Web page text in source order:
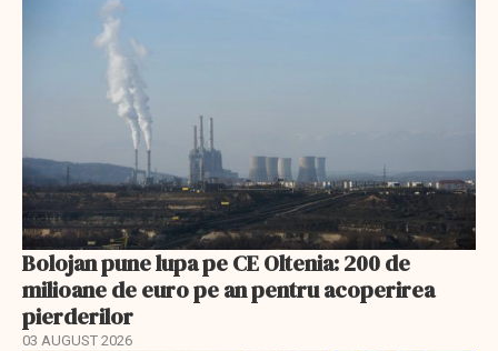
Bolojan pune lupa pe CE Oltenia: 200 de
milioane de euro pe an pentru acoperirea
pierderilor
03 AUGUST 2026